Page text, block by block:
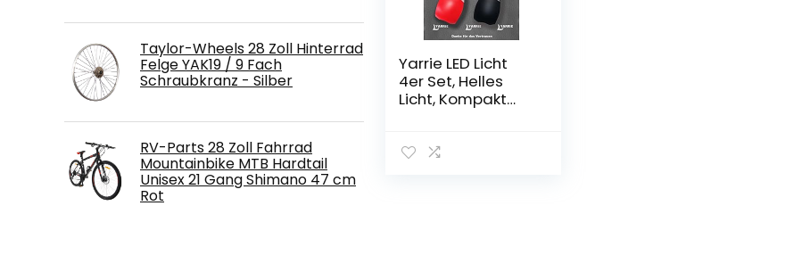
Taylor-Wheels 28 Zoll Hinterrad
Felge YAK19 / 9 Fach
Schraubkranz - Silber
RV-Parts 28 Zoll Fahrrad
Mountainbike MTB Hardtail
Unisex 21 Gang Shimano 47 cm
Rot
Yarrie LED Licht
4er Set, Helles
Licht, Kompakt
LED ist für den